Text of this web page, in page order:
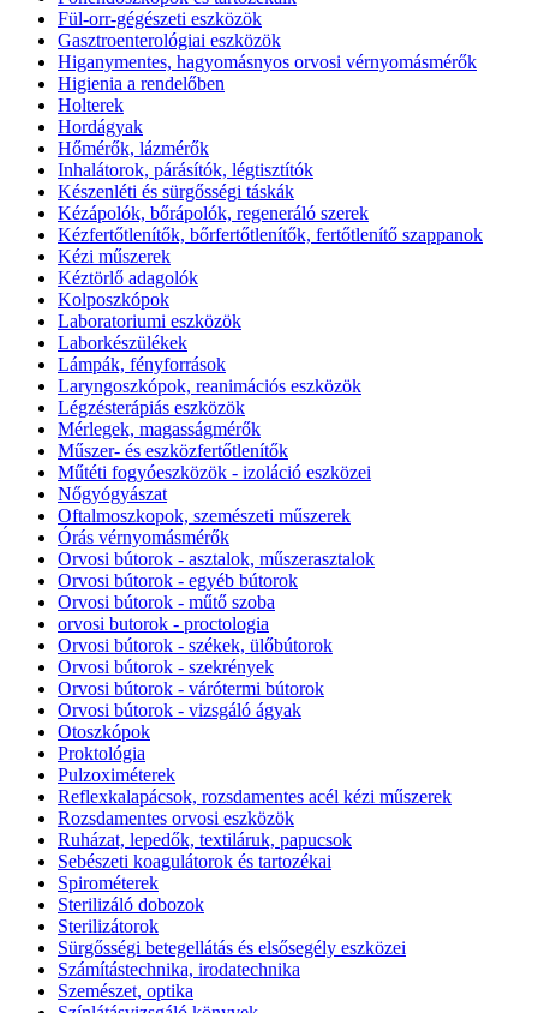
Fül-orr-gégészeti eszközök
Gasztroenterológiai eszközök
Higanymentes, hagyomásnyos orvosi vérnyomásmérők
Higienia a rendelőben
Holterek
Hordágyak
Hőmérők, lázmérők
Inhalátorok, párásítók, légtisztítók
Készenléti és sürgősségi táskák
Kézápolók, bőrápolók, regeneráló szerek
Kézfertőtlenítők, bőrfertőtlenítők, fertőtlenítő szappanok
Kézi műszerek
Kéztörlő adagolók
Kolposzkópok
Laboratoriumi eszközök
Laborkészülékek
Lámpák, fényforrások
Laryngoszkópok, reanimációs eszközök
Légzésterápiás eszközök
Mérlegek, magasságmérők
Műszer- és eszközfertőtlenítők
Műtéti fogyóeszközök - izoláció eszközei
Nőgyógyászat
Oftalmoszkopok, szemészeti műszerek
Órás vérnyomásmérők
Orvosi bútorok - asztalok, műszerasztalok
Orvosi bútorok - egyéb bútorok
Orvosi bútorok - műtő szoba
orvosi butorok - proctologia
Orvosi bútorok - székek, ülőbútorok
Orvosi bútorok - szekrények
Orvosi bútorok - várótermi bútorok
Orvosi bútorok - vizsgáló ágyak
Otoszkópok
Proktológia
Pulzoximéterek
Reflexkalapácsok, rozsdamentes acél kézi műszerek
Rozsdamentes orvosi eszközök
Ruházat, lepedők, textiláruk, papucsok
Sebészeti koagulátorok és tartozékai
Spirométerek
Sterilizáló dobozok
Sterilizátorok
Sürgősségi betegellátás és elsősegély eszközei
Számítástechnika, irodatechnika
Szemészet, optika